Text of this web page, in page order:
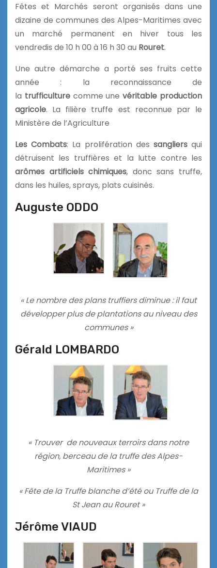
Fêtes et Marchés seront organisés dans une
dizaine de communes des Alpes-Maritimes avec
un marché permanent en hiver tous les
vendredis de 10 h 00 à 16 h 30 au Rouret.
Une autre démarche a porté ses fruits cette
année : la reconnaissance de
la trufficulturecomme unevéritable production
agricole. La filière truffe est reconnue par le
Ministère de l’Agriculture
Les Combats: La prolifération des sangliersqui
détruisent les truffières et la lutte contre les
arômes artificiels chimiques, donc sans truffe,
dans les huiles, sprays, plats cuisinés.
Auguste ODDO
« Le nombre des plans truffiers diminue : il faut
développer plus de plantations au niveau des
communes »
Gérald LOMBARDO
« Trouver de nouveaux terroirs dans notre
région, berceau de la truffe des Alpes-
Maritimes »
« Fête de la Truffe blanche d’été ou Truffe de la
St Jean au Rouret »
Jérôme VIAUD